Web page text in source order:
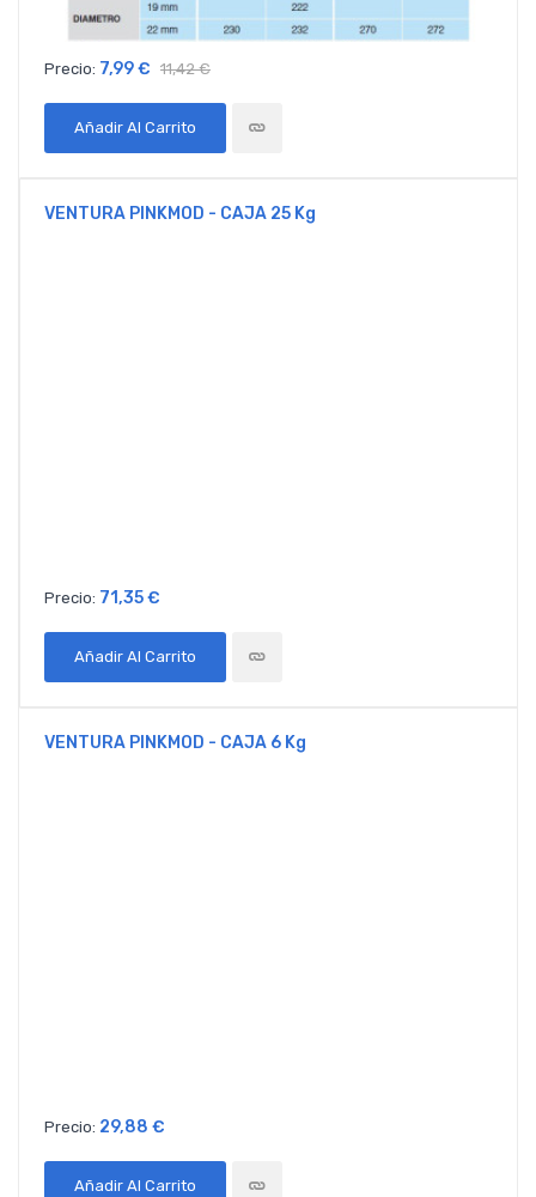
Precio: 7,99 € 11,42 €
Añadir Al Carrito
VENTURA PINKMOD - CAJA 25 Kg
Precio: 71,35 €
Añadir Al Carrito
VENTURA PINKMOD - CAJA 6 Kg
Precio: 29,88 €
Añadir Al Carrito